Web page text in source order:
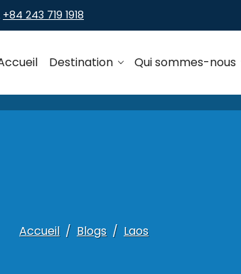
+84 243 719 1918
Destination Qui sommes-nous
Accueil Blogs Laos